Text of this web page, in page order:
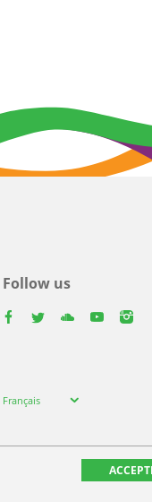
Follow us
your
Français